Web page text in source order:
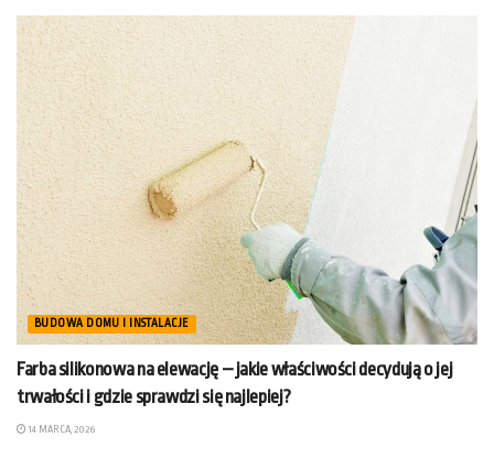
BUDOWA DOMU I INSTALACJE
Farba silikonowa na elewację – jakie właściwości decydują o jej
trwałości i gdzie sprawdzi się najlepiej?
14 MARCA, 2026